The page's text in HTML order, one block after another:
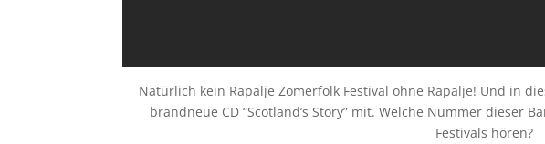
Natürlich kein Rapalje Zomerfolk Festival ohne Rapalje! Und in
brandneue CD “Scotland’s Story” mit. Welche Nummer dieser
Festivals hören?